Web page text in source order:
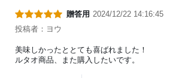
贈答用 2024/12/22 14:16:45
投稿者：ヨウ
美味しかったととても喜ばれました！
ルタオ商品、また購入したいです。